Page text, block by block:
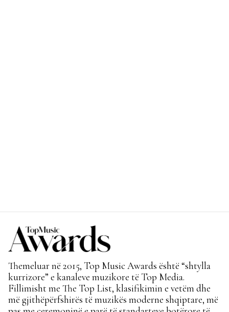
Themeluar në 2015, Top Music Awards është “shtylla
kurrizore” e kanaleve muzikore të Top Media.
Fillimisht me The Top List, klasifikimin e vetëm dhe
më gjithëpërfshirës të muzikës moderne shqiptare, më